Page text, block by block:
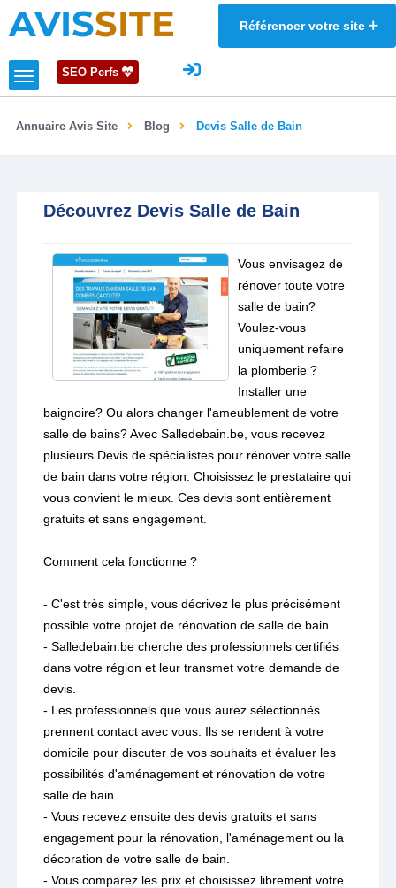
AVISSITE Référencer votre site
SEO Perfs
Annuaire Avis Site Blog Devis Salle de Bain
Découvrez Devis Salle de Bain
Vous envisagez de
rénover toute votre
salle de bain?
Voulez-vous
uniquement refaire
la plomberie ?
Installer une
baignoire? Ou alors changer l'ameublement de votre
salle de bains? Avec Salledebain.be, vous recevez
plusieurs Devis de spécialistes pour rénover votre salle
de bain dans votre région. Choisissez le prestataire qui
vous convient le mieux. Ces devis sont entièrement
gratuits et sans engagement.
Comment cela fonctionne ?
- C'est très simple, vous décrivez le plus précisément
possible votre projet de rénovation de salle de bain.
- Salledebain.be cherche des professionnels certifiés
dans votre région et leur transmet votre demande de
devis.
- Les professionnels que vous aurez sélectionnés
prennent contact avec vous. Ils se rendent à votre
domicile pour discuter de vos souhaits et évaluer les
possibilités d'aménagement et rénovation de votre
salle de bain.
- Vous recevez ensuite des devis gratuits et sans
engagement pour la rénovation, l'aménagement ou la
décoration de votre salle de bain.
- Vous comparez les prix et choisissez librement votre